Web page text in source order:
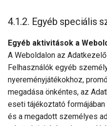
Egyéb speciális
Egyéb aktivitások a
A Weboldalon az
Felhasználók egyéb
nyereményjátékokhoz,
megadása önkéntes, az
eseti tájékoztató
és a megadott személyes